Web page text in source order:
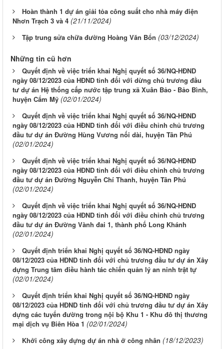
Hoàn thành 1 dự án giải tỏa công suất cho nhà máy điện
Nhơn Trạch 3 và 4 (21/11/2024)
Tập trung sửa chữa đường Hoàng Văn Bổn (03/12/2024)
Những tin cũ hơn
Quyết định về việc triển khai Nghị quyết số 36/NQ-HĐND
ngày 08/12/2023 của HĐND tỉnh đối với dừng chủ trương đầu
tư dự án Hệ thống cấp nước tập trung xã Xuân Bảo - Bảo Bình,
huyện Cẩm Mỹ (02/01/2024)
Quyết định về việc triển khai Nghị quyết số 36/NQ-HĐND
ngày 08/12/2023 của HĐND tỉnh đối với điều chỉnh chủ trương
đầu tư dự án Đường Hùng Vương nối dài, huyện Tân Phú
(02/01/2024)
Quyết định về việc triển khai Nghị quyết số 36/NQ-HĐND
ngày 08/12/2023 của HĐND tỉnh đối với điều chỉnh chủ trương
đầu tư dự án Đường Nguyễn Chí Thanh, huyện Tân Phú
(02/01/2024)
Quyết định về việc triển khai Nghị quyết số 36/NQ-HĐND
ngày 08/12/2023 của HĐND tỉnh đối với điều chỉnh chủ trương
đầu tư dự án Đường Vành đai 1, thành phố Long Khánh
(02/01/2024)
Quyết định triển khai Nghị quyết số 36/NQ-HĐND ngày
08/12/2023 của HĐND tỉnh đối với chủ trương đầu tư dự án Xây
dựng Trung tâm điều hành tác chiến quản lý an ninh trật tự
(02/01/2024)
Quyết định triển khai Nghị quyết số 36/NQ-HĐND ngày
08/12/2023 của HĐND tỉnh đối với chủ trương đầu tư dự án Xây
dựng các tuyến đường trong nội bộ Khu 1 - Khu đô thị thương
mại dịch vụ Biên Hòa 1 (02/01/2024)
Khởi công xây dựng dự án nhà ở công nhân (18/12/2023)